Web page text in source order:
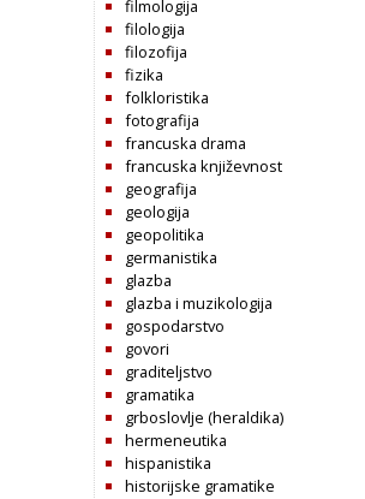
filmologija
filologija
filozofija
fizika
folkloristika
fotografija
francuska drama
francuska književnost
geografija
geologija
geopolitika
germanistika
glazba
glazba i muzikologija
gospodarstvo
govori
graditeljstvo
gramatika
grboslovlje (heraldika)
hermeneutika
hispanistika
historijske gramatike